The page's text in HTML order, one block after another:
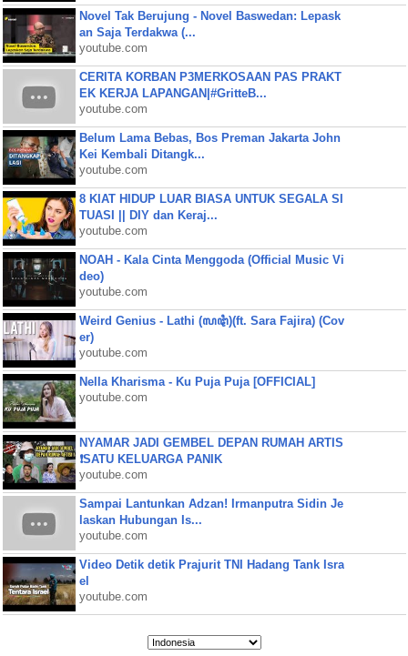
Novel Tak Berujung - Novel Baswedan: Lepask
an Saja Terdakwa (...
youtube.com
CERITA KORBAN P3MERKOSAAN PAS PRAKT
EK KERJA LAPANGAN|#GritteB...
youtube.com
Belum Lama Bebas, Bos Preman Jakarta John
Kei Kembali Ditangk...
youtube.com
8 KIAT HIDUP LUAR BIASA UNTUK SEGALA SI
TUASI || DIY dan Keraj...
youtube.com
NOAH - Kala Cinta Menggoda (Official Music Vi
deo)
youtube.com
Weird Genius - Lathi (ꦭꦛꦶ)(ft. Sara Fajira) (Cov
er)
youtube.com
Nella Kharisma - Ku Puja Puja [OFFICIAL]
youtube.com
NYAMAR JADI GEMBEL DEPAN RUMAH ARTIS
❗SATU KELUARGA PANIK
youtube.com
Sampai Lantunkan Adzan! Irmanputra Sidin Je
laskan Hubungan Is...
youtube.com
Video Detik detik Prajurit TNI Hadang Tank Isra
el
youtube.com